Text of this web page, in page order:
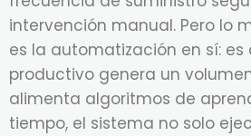
intervención manual. Pero lo
es la automatización en sí:
productivo genera un
alimenta algoritmos de
tiempo, el sistema no solo